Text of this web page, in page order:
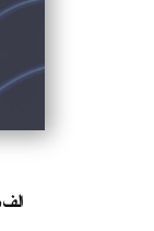
الف صفحة من كتاب المحو و صفحة من الاثبات